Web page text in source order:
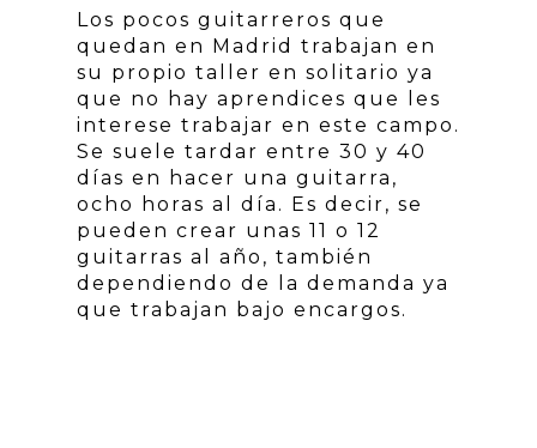
Los pocos guitarreros que
quedan en Madrid trabajan en
su propio taller en solitario ya
que no hay aprendices que les
interese trabajar en este campo.
Se suele tardar entre 30 y 40
días en hacer una guitarra,
ocho horas al día. Es decir, se
pueden crear unas 11 o 12
guitarras al año, también
dependiendo de la demanda ya
que trabajan bajo encargos.